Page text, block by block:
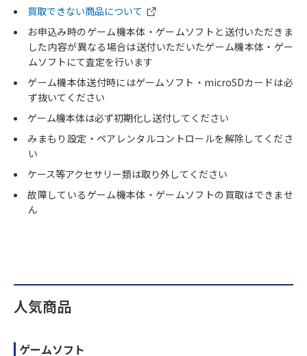
買取できない商品について
お申込み時のゲーム機本体・ゲームソフトと送付いただきま
した内容が異なる場合は送付いただいたゲーム機本体・ゲー
ムソフトにて査定を行います
ゲーム機本体送付時にはゲームソフト・microSDカードは必
ず抜いてください
ゲーム機本体は必ず初期化し送付してください
みまもり設定・ペアレンタルコントロールを解除してくださ
い
ケース等アクセサリー類は取り外してください
故障しているゲーム機本体・ゲームソフトの買取はできませ
ん
人気商品
ゲームソフト